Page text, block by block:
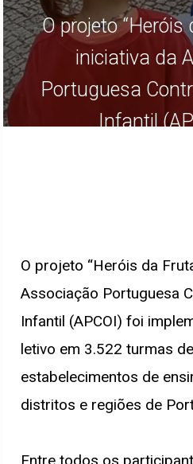
O projeto “Heróis
iniciativa da
Portuguesa
Infantil
O projeto “Heróis da
Associação Portuguesa
Infantil (APCOI) foi
letivo em 3.522 turmas
estabelecimentos de
distritos e regiões de